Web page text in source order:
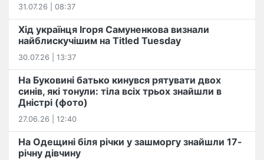
31.07.26 | 08:37
Хід українця Ігоря Самуненкова визнали
найблискучішим на Titled Tuesday
30.07.26 | 13:37
На Буковині батько кинувся рятувати двох
синів, які тонули: тіла всіх трьох знайшли в
Дністрі (фото)
27.06.26 | 12:40
На Одещині біля річки у зашморгу знайшли 17-
річну дівчину